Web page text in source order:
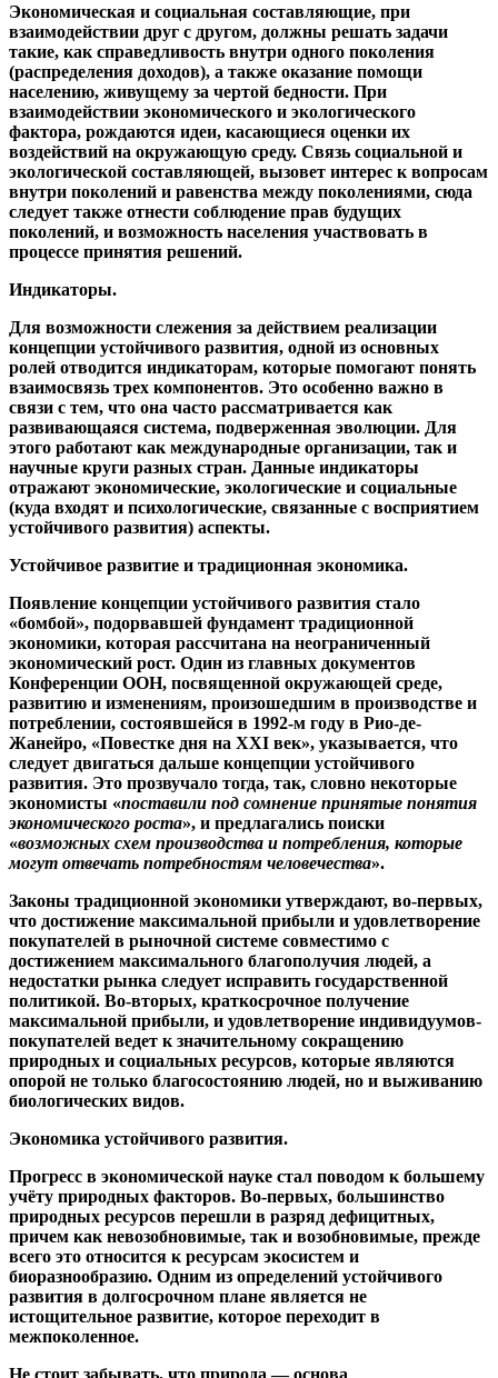
Экономическая и социальная составляющие, при
взаимодействии друг с другом, должны решать задачи
такие, как справедливость внутри одного поколения
(распределения доходов), а также оказание помощи
населению, живущему за чертой бедности. При
взаимодействии экономического и экологического
фактора, рождаются идеи, касающиеся оценки их
воздействий на окружающую среду. Связь социальной и
экологической составляющей, вызовет интерес к вопросам
внутри поколений и равенства между поколениями, сюда
следует также отнести соблюдение прав будущих
поколений, и возможность населения участвовать в
процессе принятия решений.
Индикаторы.
Для возможности слежения за действием реализации
концепции устойчивого развития, одной из основных
ролей отводится индикаторам, которые помогают понять
взаимосвязь трех компонентов. Это особенно важно в
связи с тем, что она часто рассматривается как
развивающаяся система, подверженная эволюции. Для
этого работают как международные организации, так и
научные круги разных стран. Данные индикаторы
отражают экономические, экологические и социальные
(куда входят и психологические, связанные с восприятием
устойчивого развития) аспекты.
Устойчивое развитие и традиционная экономика.
Появление концепции устойчивого развития стало
«бомбой», подорвавшей фундамент традиционной
экономики, которая рассчитана на неограниченный
экономический рост. Один из главных документов
Конференции ООН, посвященной окружающей среде,
развитию и изменениям, произошедшим в производстве и
потреблении, состоявшейся в 1992-м году в Рио-де-
Жанейро, «Повестке дня на XXI век», указывается, что
следует двигаться дальше концепции устойчивого
развития. Это прозвучало тогда, так, словно некоторые
экономисты «поставили под сомнение принятые понятия
экономического роста», и предлагались поиски
«возможных схем производства и потребления, которые
могут отвечать потребностям человечества».
Законы традиционной экономики утверждают, во-первых,
что достижение максимальной прибыли и удовлетворение
покупателей в рыночной системе совместимо с
достижением максимального благополучия людей, а
недостатки рынка следует исправить государственной
политикой. Во-вторых, краткосрочное получение
максимальной прибыли, и удовлетворение индивидуумов-
покупателей ведет к значительному сокращению
природных и социальных ресурсов, которые являются
опорой не только благосостоянию людей, но и выживанию
биологических видов.
Экономика устойчивого развития.
Прогресс в экономической науке стал поводом к большему
учёту природных факторов. Во-первых, большинство
природных ресурсов перешли в разряд дефицитных,
причем как невозобновимые, так и возобновимые, прежде
всего это относится к ресурсам экосистем и
биоразнообразию. Одним из определений устойчивого
развития в долгосрочном плане является не
истощительное развитие, которое переходит в
межпоколенное.
Не стоит забывать, что природа — основа